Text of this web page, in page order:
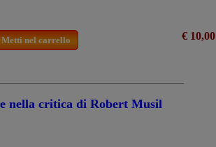
€ 10,00
Metti nel carrello
nella critica di Robert Musil